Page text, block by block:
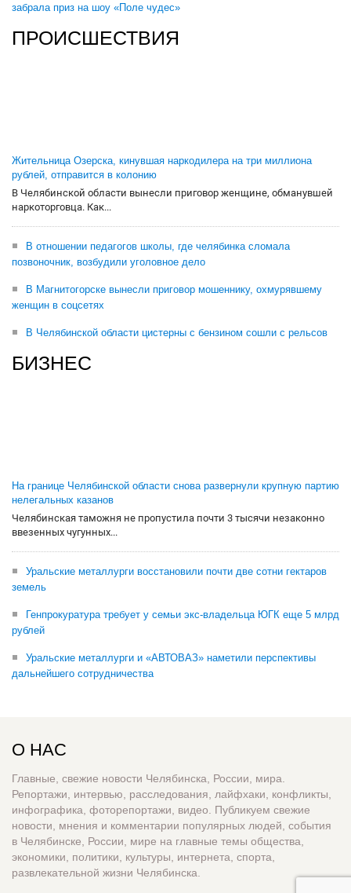
забрала приз на шоу «Поле чудес»
ПРОИСШЕСТВИЯ
Жительница Озерска, кинувшая наркодилера на три миллиона
рублей, отправится в колонию
В Челябинской области вынесли приговор женщине, обманувшей
наркоторговца. Как...
В отношении педагогов школы, где челябинка сломала
позвоночник, возбудили уголовное дело
В Магнитогорске вынесли приговор мошеннику, охмурявшему
женщин в соцсетях
В Челябинской области цистерны с бензином сошли с рельсов
БИЗНЕС
На границе Челябинской области снова развернули крупную партию
нелегальных казанов
Челябинская таможня не пропустила почти 3 тысячи незаконно
ввезенных чугунных...
Уральские металлурги восстановили почти две сотни гектаров
земель
Генпрокуратура требует у семьи экс-владельца ЮГК еще 5 млрд
рублей
Уральские металлурги и «АВТОВАЗ» наметили перспективы
дальнейшего сотрудничества
О НАС
Главные, свежие новости Челябинска, России, мира.
Репортажи, интервью, расследования, лайфхаки, конфликты,
инфографика, фоторепортажи, видео. Публикуем свежие
новости, мнения и комментарии популярных людей, события
в Челябинске, России, мире на главные темы общества,
экономики, политики, культуры, интернета, спорта,
развлекательной жизни Челябинска.